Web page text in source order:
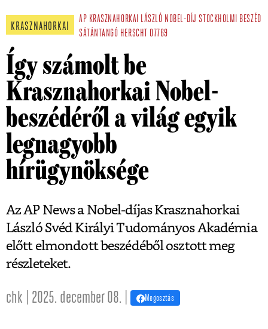
KRASZNAHORKAI
AP KRASZNAHORKAI LÁSZLÓ NOBEL-DÍJ STOCKHOLMI BESZÉD
SÁTÁNTANGÓ HERSCHT 07769
Így számolt be
Krasznahorkai Nobel-
beszédéről a világ egyik
legnagyobb
hírügynöksége
Az AP News a Nobel-díjas Krasznahorkai
László Svéd Királyi Tudományos Akadémia
előtt elmondott beszédéből osztott meg
részleteket.
chk | 2025. december 08. | Megosztás